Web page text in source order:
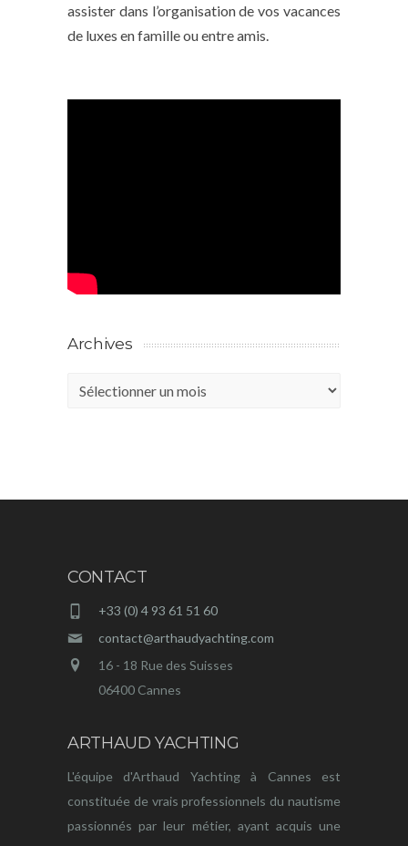
assister dans l’organisation de vos vacances
de luxes en famille ou entre amis.
Archives
Archives
CONTACT
+33 (0) 4 93 61 51 60
contact@arthaudyachting.com
16 - 18 Rue des Suisses
06400 Cannes
ARTHAUD YACHTING
L'équipe d'Arthaud Yachting à Cannes est
constituée de vrais professionnels du nautisme
passionnés par leur métier, ayant acquis une